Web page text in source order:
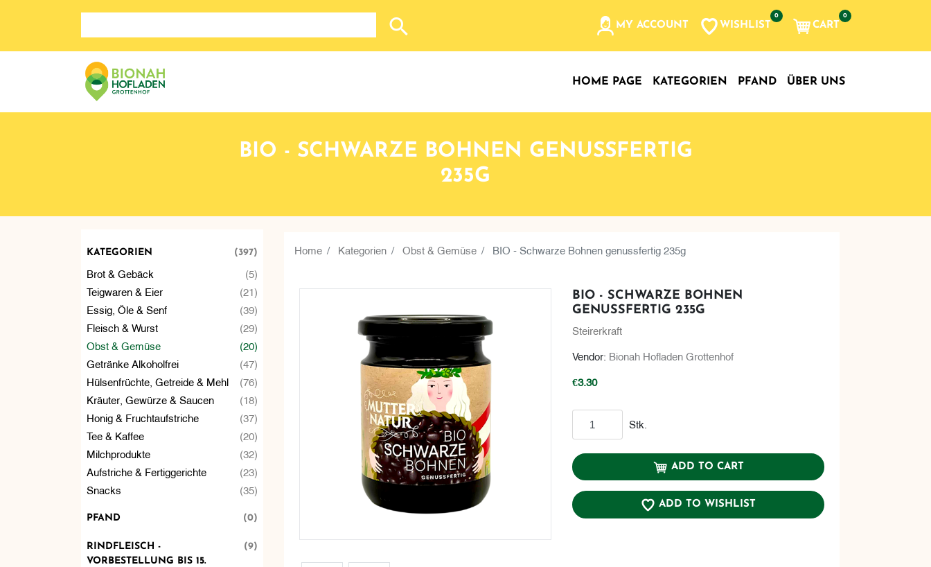
Search store MY ACCOUNT WISHLIST
0
CART
0
HOME PAGE KATEGORIEN PFAND ÜBER UNS
BIO - SCHWARZE BOHNEN GENUSSFERTIG
235G
KATEGORIEN (397)
Brot & Gebäck (5)
Teigwaren & Eier (21)
Essig, Öle & Senf (39)
Fleisch & Wurst (29)
Obst & Gemüse (20)
Getränke Alkoholfrei (47)
Hülsenfrüchte, Getreide & Mehl (76)
Kräuter, Gewürze & Saucen (18)
Honig & Fruchtaufstriche (37)
Tee & Kaffee (20)
Milchprodukte (32)
Aufstriche & Fertiggerichte (23)
Snacks (35)
PFAND (0)
RINDFLEISCH -
VORBESTELLUNG BIS 15.
(9)
Home Kategorien Obst & Gemüse BIO - Schwarze Bohnen genussfertig 235g
BIO - SCHWARZE BOHNEN
GENUSSFERTIG 235G
Steirerkraft
Vendor: Bionah Hofladen Grottenhof
€3.30
Stk.
ADD TO CART
ADD TO WISHLIST